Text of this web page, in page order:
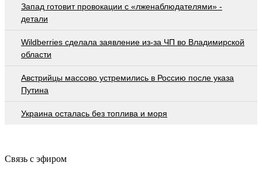
Запад готовит провокации с «лженаблюдателями» -
детали
Wildberries cделала заявление из-за ЧП во Владимирской
области
Австрийцы массово устремились в Россию после указа
Путина
Украина осталась без топлива и моря
Связь с эфиром